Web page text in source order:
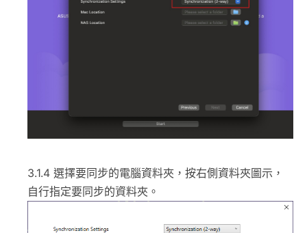
3.1.4 選擇要同步的電腦資料夾，按右側資料夾圖示，
自行指定要同步的資料夾。